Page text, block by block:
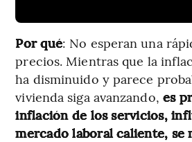
Por qué: No esperan una
precios. Mientras que la
ha disminuido y parece
vivienda siga avanzando, es
inflación de los servicios,
mercado laboral caliente, se